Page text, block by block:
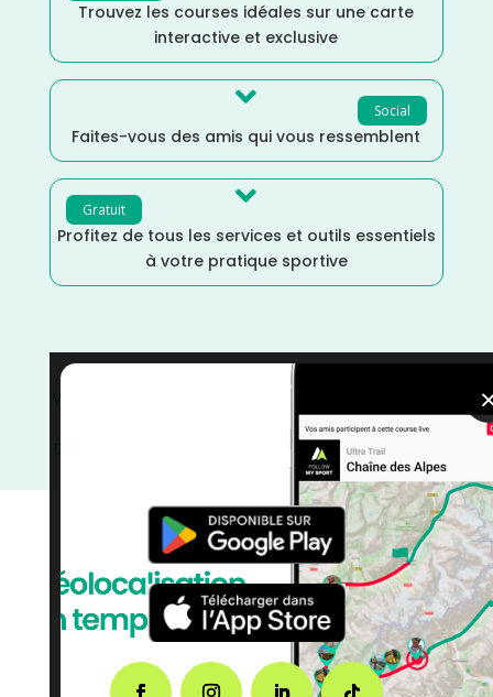
Trouvez les courses idéales sur une carte
interactive et exclusive
Social

Faites-vous des amis qui vous ressemblent
Gratuit 
Profitez de tous les services et outils essentiels
à votre pratique sportive
VTT
Maine et Loire/France/
Distance Semi
Distance Marathon /Distance Faible
Cyclotourisme/ courses